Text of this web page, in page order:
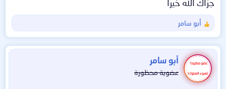
جزاك الله خيرا
ل
ت
ف
ا
ع
أبو سامر
أبو سامر
عضوية محظورة